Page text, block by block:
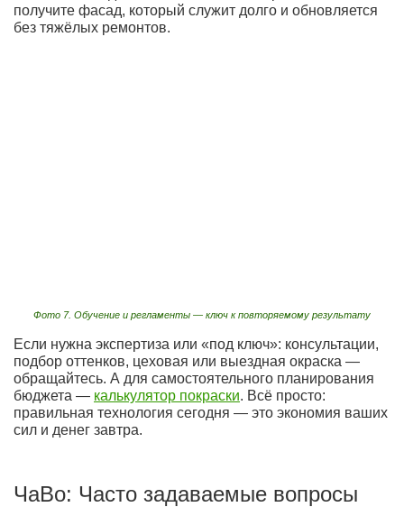
получите фасад, который служит долго и обновляется
без тяжёлых ремонтов.
Фото 7. Обучение и регламенты — ключ к повторяемому результату
Если нужна экспертиза или «под ключ»: консультации,
подбор оттенков, цеховая или выездная окраска —
обращайтесь. А для самостоятельного планирования
бюджета — калькулятор покраски. Всё просто:
правильная технология сегодня — это экономия ваших
сил и денег завтра.
ЧаВо: Часто задаваемые вопросы